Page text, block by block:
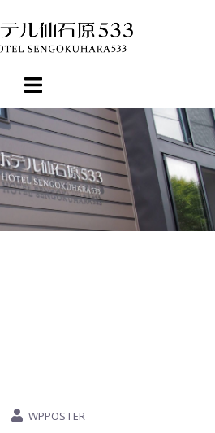
WPPOSTER